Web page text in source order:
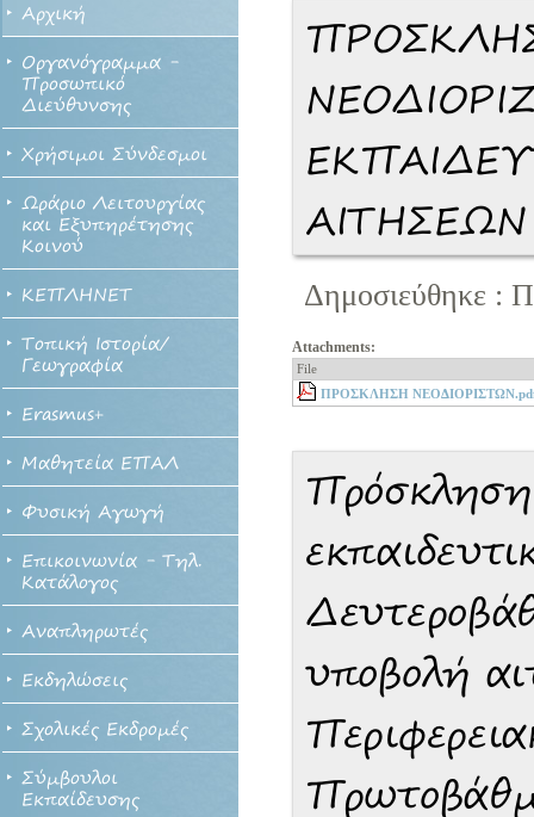
Αρχική
Οργανόγραμμα -
Προσωπικό
Διεύθυνσης
Χρήσιμοι Σύνδεσμοι
Ωράριο Λειτουργίας
και Εξυπηρέτησης
Κοινού
ΚΕΠΛΗΝΕΤ
Τοπική Ιστορία/
Γεωγραφία
Erasmus+
Μαθητεία ΕΠΑΛ
Φυσική Αγωγή
Επικοινωνία - Τηλ.
Κατάλογος
Αναπληρωτές
Εκδηλώσεις
Σχολικές Εκδρομές
Σύμβουλοι
Εκπαίδευσης
Δημοσιεύθηκε :
Attachments:
File
ΠΡΟΣΚΛΗΣΗ
υποβολή